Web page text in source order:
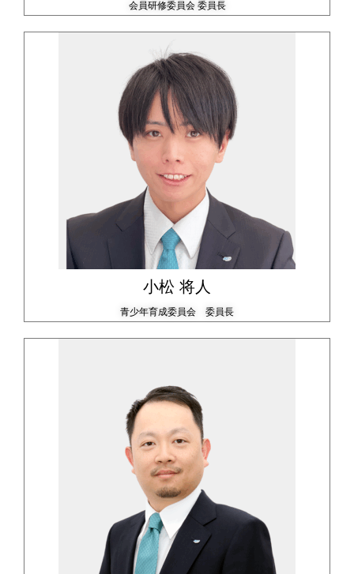
会員研修委員会 委員長
小松 将人
青少年育成委員会 委員長